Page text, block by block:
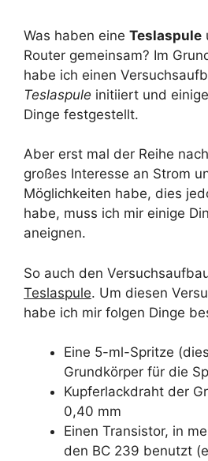
Was haben eine Teslaspule
Router gemeinsam? Im
habe ich einen
Teslaspule initiiert und
Dinge festgestellt.
Aber erst mal der Reihe
großes Interesse an Strom
Möglichkeiten habe, dies
habe, muss ich mir einige
aneignen.
So auch den
Teslaspule. Um diesen
habe ich mir folgen Dinge
Eine 5-ml-Spritze
Grundkörper für die
Kupferlackdraht der
0,40 mm
Einen Transistor, in
den BC 239 benutzt